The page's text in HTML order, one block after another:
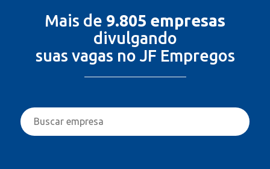
Mais de 9.805 empresas
divulgando
suas vagas no JF Empregos